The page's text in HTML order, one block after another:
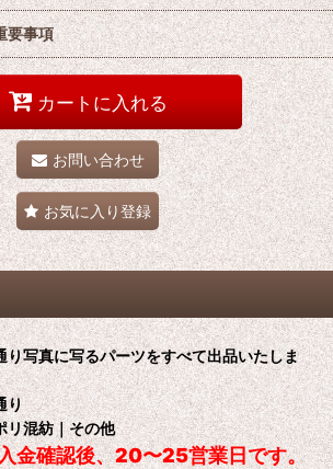
要事項
カートに入れる
お問い合わせ
お気に入り登録
り写真に写るパーツをすべて出品いたしま
り
混紡｜その他
金確認後、20〜25営業日です。